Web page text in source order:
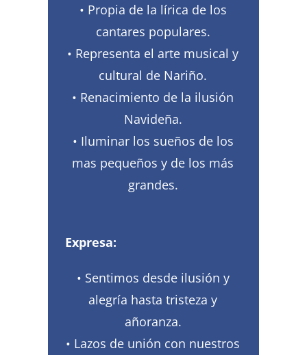
• Propia de la lírica de los
cantares populares.
• Representa el arte musical y
cultural de Nariño.
• Renacimiento de la ilusión
Navideña.
• Iluminar los sueños de los
mas pequeños y de los más
grandes.
Expresa:
• Sentimos desde ilusión y
alegría hasta tristeza y
añoranza.
• Lazos de unión con nuestros